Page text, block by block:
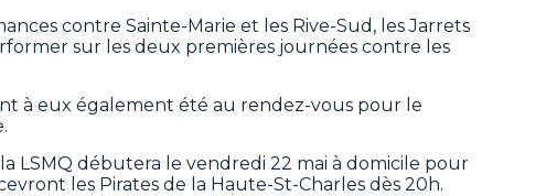
contre Sainte-Marie et les Rive-Sud, les Jarrets
sur les deux premières journées contre les
à eux également été au rendez-vous pour le
LSMQ débutera le vendredi 22 mai à domicile pour
les Pirates de la Haute-St-Charles dès 20h.